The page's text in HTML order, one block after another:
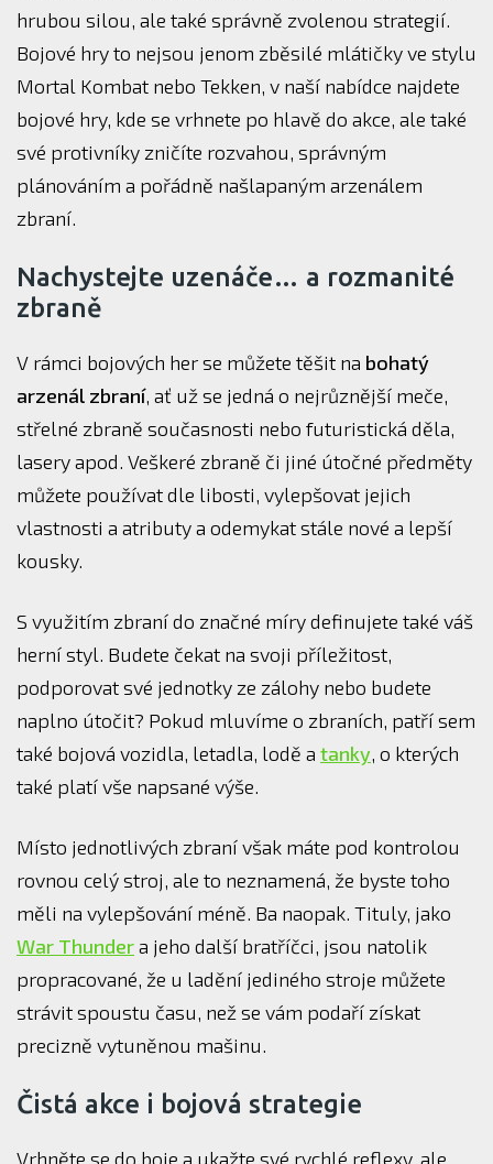
hrubou silou, ale také správně zvolenou strategií.
Bojové hry to nejsou jenom zběsilé mlátičky ve stylu
Mortal Kombat nebo Tekken, v naší nabídce najdete
bojové hry, kde se vrhnete po hlavě do akce, ale také
své protivníky zničíte rozvahou, správným
plánováním a pořádně našlapaným arzenálem
zbraní.
Nachystejte uzenáče… a rozmanité
zbraně
V rámci bojových her se můžete těšit na bohatý
arzenál zbraní, ať už se jedná o nejrůznější meče,
střelné zbraně současnosti nebo futuristická děla,
lasery apod. Veškeré zbraně či jiné útočné předměty
můžete používat dle libosti, vylepšovat jejich
vlastnosti a atributy a odemykat stále nové a lepší
kousky.
S využitím zbraní do značné míry definujete také váš
herní styl. Budete čekat na svoji příležitost,
podporovat své jednotky ze zálohy nebo budete
naplno útočit? Pokud mluvíme o zbraních, patří sem
také bojová vozidla, letadla, lodě a tanky, o kterých
také platí vše napsané výše.
Místo jednotlivých zbraní však máte pod kontrolou
rovnou celý stroj, ale to neznamená, že byste toho
měli na vylepšování méně. Ba naopak. Tituly, jako
War Thundera jeho další bratříčci, jsou natolik
propracované, že u ladění jediného stroje můžete
strávit spoustu času, než se vám podaří získat
precizně vytuněnou mašinu.
Čistá akce i bojová strategie
Vrhněte se do boje a ukažte své rychlé reflexy, ale